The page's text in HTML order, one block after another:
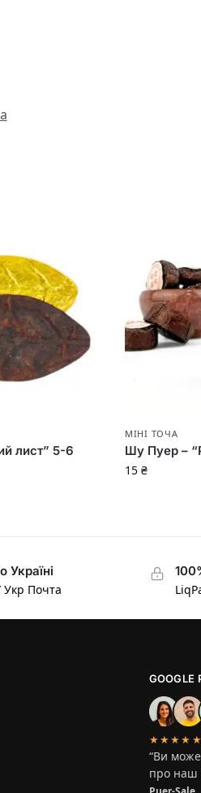
лист” 5-6
МІНІ ТОЧА
Шу Пуер –
15₴
Україні
Укр Почта
★★★★★
“Ви
про наш